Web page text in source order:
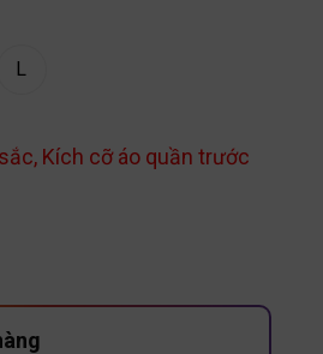
L
Kích cỡ áo quần trước